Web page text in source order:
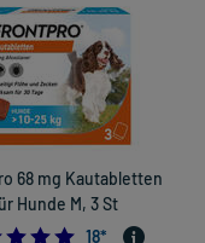
68 mg Kautabletten
Hunde M, 3 St
5.0
18*